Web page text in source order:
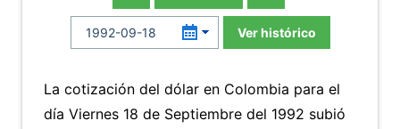
Ver histórico
La cotización del dólar en Colombia para el
día Viernes 18 de Septiembre del 1992 subió